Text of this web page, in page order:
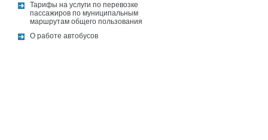
Тарифы на услуги по перевозке
пассажиров по муниципальным
маршрутам общего пользования
О работе автобусов